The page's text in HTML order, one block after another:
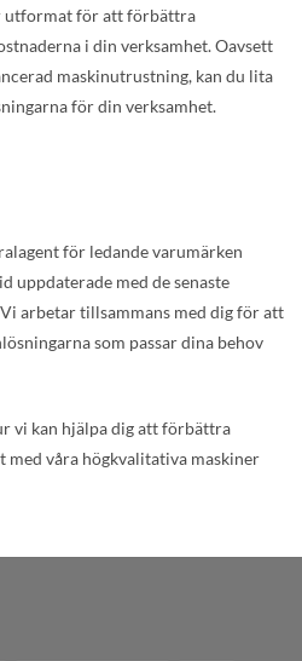
utformat för att förbättra
i din verksamhet. Oavsett
maskinutrustning, kan du lita
för din verksamhet.
för ledande varumärken
uppdaterade med de senaste
arbetar tillsammans med dig för att
som passar dina behov
vi kan hjälpa dig att förbättra
våra högkvalitativa maskiner